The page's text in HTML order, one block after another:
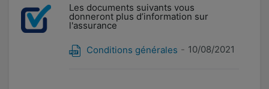
Les documents suivants vous
donneront plus d’information sur
l'assurance
Conditions générales 10/08/2021